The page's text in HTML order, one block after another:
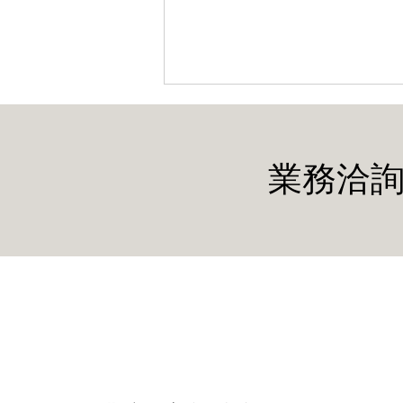
薩爾瓦多 SIGET 分配 SHF 頻
業務洽